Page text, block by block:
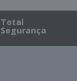
Total
Segurança